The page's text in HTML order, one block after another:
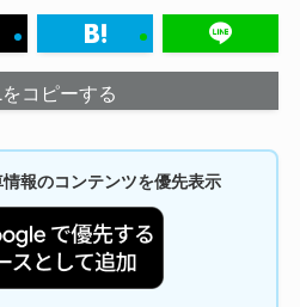
コピーする
報のコンテンツを優先表示